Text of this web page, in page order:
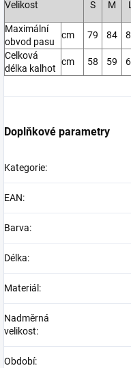
Velikost S M L
Maximální
obvod pasu
cm 79 84
Celková
délka kalhot
cm 58 59
Doplňkové parametry
Kategorie:
EAN:
Barva:
Délka:
Materiál :
Nadměrná
velikost:
Období: